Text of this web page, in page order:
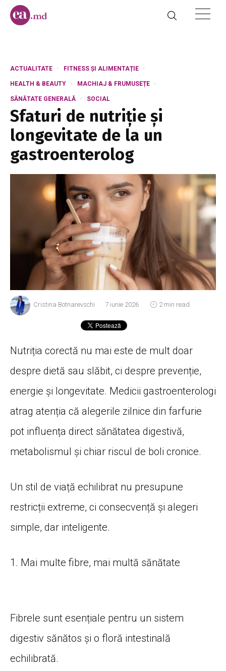
ACTUALITATE FITNESS ȘI ALIMENTAȚIE
HEALTH & BEAUTY MACHIAJ & FRUMUSEȚE
SĂNĂTATE GENERALĂ SOCIAL
Sfaturi de nutriție și
longevitate de la un
gastroenterolog
Cristina Botnarevschi 7 iunie 2026 2 min read
Nutriția corectă nu mai este de mult doar
despre dietă sau slăbit, ci despre prevenție,
energie și longevitate. Medicii gastroenterologi
atrag atenția că alegerile zilnice din farfurie
pot influența direct sănătatea digestivă,
metabolismul și chiar riscul de boli cronice.
Un stil de viață echilibrat nu presupune
restricții extreme, ci consecvență și alegeri
simple, dar inteligente.
1. Mai multe fibre, mai multă sănătate
Fibrele sunt esențiale pentru un sistem
digestiv sănătos și o floră intestinală
echilibrată.